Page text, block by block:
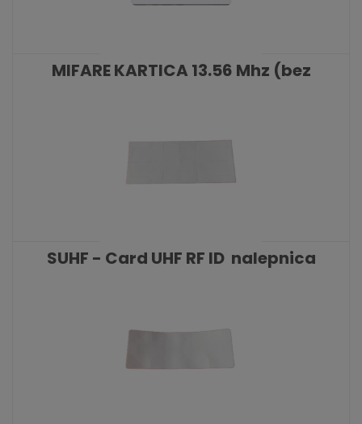
MIFARE KARTICA 13.56 Mhz (bez
SUHF - Card UHF RF ID nalepnica